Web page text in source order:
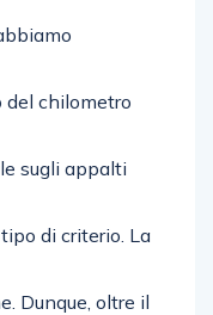
del chilometro
sugli appalti
di criterio. La
Dunque, oltre il